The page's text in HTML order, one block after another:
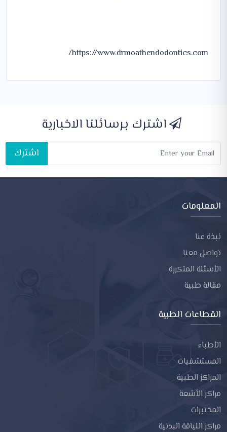
https://www.drmoathendodontics.com/
اشترك برسائلنا الاخبارية
اشترك
المعلومات
نبذة عنا
تواصل معنا
الأسئلة المتكررة
مقالة طبية
القطاعات الطبية
الأطباء
المستشفيات
المراكز الطبية
مراكز الأشعة
المختبرات
مراكز اللياقة البدنية